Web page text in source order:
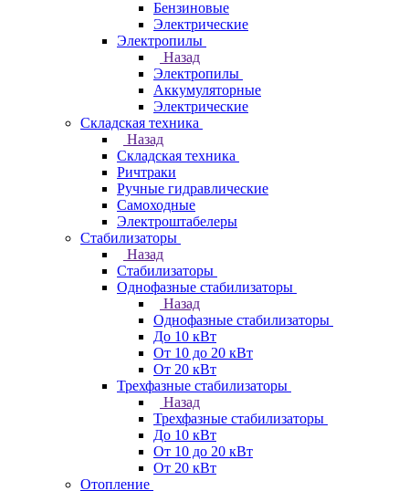
Бензиновые
Электрические
Электропилы
Назад
Электропилы
Аккумуляторные
Электрические
Складская техника
Назад
Складская техника
Ричтраки
Ручные гидравлические
Самоходные
Электроштабелеры
Стабилизаторы
Назад
Стабилизаторы
Однофазные стабилизаторы
Назад
Однофазные стабилизаторы
До 10 кВт
От 10 до 20 кВт
От 20 кВт
Трехфазные стабилизаторы
Назад
Трехфазные стабилизаторы
До 10 кВт
От 10 до 20 кВт
От 20 кВт
Отопление